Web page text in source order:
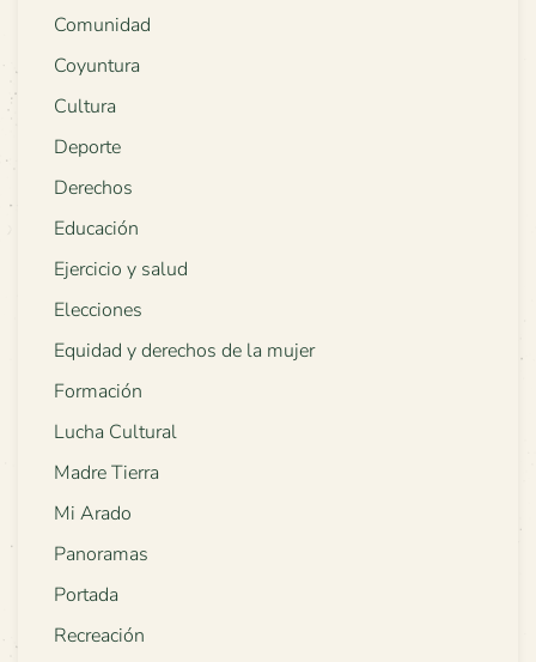
Comunidad
Coyuntura
Cultura
Deporte
Derechos
Educación
Ejercicio y salud
Elecciones
Equidad y derechos de la mujer
Formación
Lucha Cultural
Madre Tierra
Mi Arado
Panoramas
Portada
Recreación